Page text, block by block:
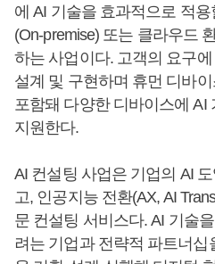
에 AI 기술을 효과적으로 적
(On-premise) 또는 클라우드
하는 사업이다. 고객의 요구
설계 및 구현하며 휴먼 디바
포함돼 다양한 디바이스에 AI
지원한다.
AI 컨설팅 사업은 기업의 AI
고, 인공지능 전환(AX, AI
문 컨설팅 서비스다. AI 기술
려는 기업과 전략적 파트너십